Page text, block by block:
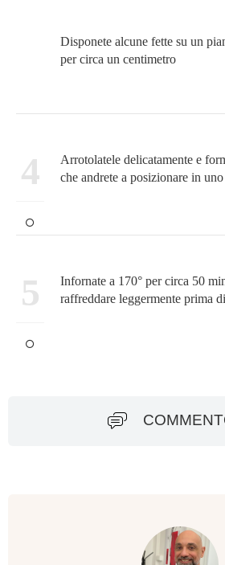
Disponete alcune fette su un
per circa un centimetro
4
Arrotolatele delicatamente e
che andrete a posizionare in
5
Infornate a 170° per circa 50
raffreddare leggermente prima